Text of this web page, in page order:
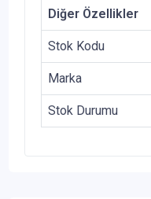
Diğer Özellikler
Stok Kodu
Marka
Stok Durumu